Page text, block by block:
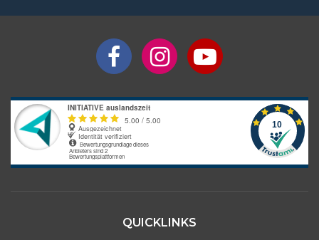
QUICKLINKS